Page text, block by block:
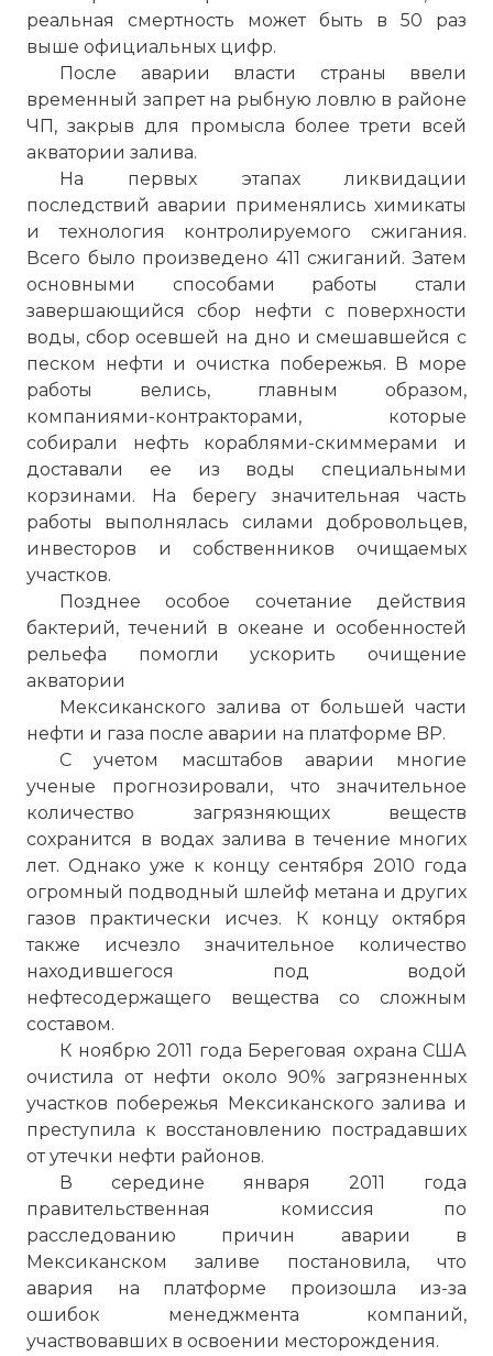
реальная смертность может быть в 50 раз
выше официальных цифр.
После аварии власти страны ввели
временный запрет на рыбную ловлю в районе
ЧП, закрыв для промысла более трети всей
акватории залива.
На первых этапах ликвидации
последствий аварии применялись химикаты
и технология контролируемого сжигания.
Всего было произведено 411 сжиганий. Затем
основными способами работы стали
завершающийся сбор нефти с поверхности
воды, сбор осевшей на дно и смешавшейся с
песком нефти и очистка побережья. В море
работы велись, главным образом,
компаниями-контракторами, которые
собирали нефть кораблями-скиммерами и
доставали ее из воды специальными
корзинами. На берегу значительная часть
работы выполнялась силами добровольцев,
инвесторов и собственников очищаемых
участков.
Позднее особое сочетание действия
бактерий, течений в океане и особенностей
рельефа помогли ускорить очищение
акватории
Мексиканского залива от большей части
нефти и газа после аварии на платформе BP.
С учетом масштабов аварии многие
ученые прогнозировали, что значительное
количество загрязняющих веществ
сохранится в водах залива в течение многих
лет. Однако уже к концу сентября 2010 года
огромный подводный шлейф метана и других
газов практически исчез. К концу октября
также исчезло значительное количество
находившегося под водой
нефтесодержащего вещества со сложным
составом.
К ноябрю 2011 года Береговая охрана США
очистила от нефти около 90% загрязненных
участков побережья Мексиканского залива и
преступила к восстановлению пострадавших
от утечки нефти районов.
В середине января 2011 года
правительственная комиссия по
расследованию причин аварии в
Мексиканском заливе постановила, что
авария на платформе произошла из-за
ошибок менеджмента компаний,
участвовавших в освоении месторождения.
☓